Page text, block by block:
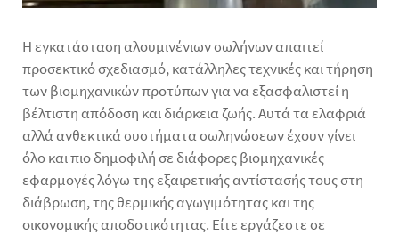
Η εγκατάσταση αλουμινένιων σωλήνων απαιτεί
προσεκτικό σχεδιασμό, κατάλληλες τεχνικές και τήρηση
των βιομηχανικών προτύπων για να εξασφαλιστεί η
βέλτιστη απόδοση και διάρκεια ζωής. Αυτά τα ελαφριά
αλλά ανθεκτικά συστήματα σωληνώσεων έχουν γίνει
όλο και πιο δημοφιλή σε διάφορες βιομηχανικές
εφαρμογές λόγω της εξαιρετικής αντίστασής τους στη
διάβρωση, της θερμικής αγωγιμότητας και της
οικονομικής αποδοτικότητας. Είτε εργάζεστε σε